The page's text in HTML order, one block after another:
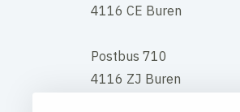
4116 CE Buren
Postbus 710
4116 ZJ Buren